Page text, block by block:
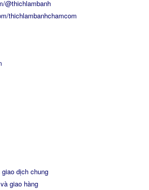
@thichlambanh
thichlambanhchamcom
dịch chung
giao hàng